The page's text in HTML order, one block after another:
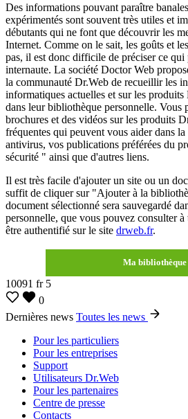
Des informations pouvant paraître
expérimentés sont souvent très utiles et
débutants qui ne font que découvrir les
Internet. Comme on le sait, les goûts et
pas, il est donc difficile de préciser ce qui
internaute. La société Doctor Web
la communauté Dr.Web de recueillir les
informatiques actuelles et sur les
dans leur bibliothèque personnelle. Vous
brochures et des vidéos sur les produits
fréquentes qui peuvent vous aider dans
antivirus, vos publications préférées du
sécurité " ainsi que d'autres liens.
Il est très facile d'ajouter un site ou un
suffit de cliquer sur "Ajouter à la
document sélectionné sera sauvegardé
personnelle, que vous pouvez consulter
être authentifié sur le site drweb.fr.
Ma bibliothèque
10091 fr 5
0
Dernières news Toutes les news
Pour les particuliers
Pour les entreprises
Support
Utilisateurs Dr.Web
Pour les partenaires
Centre de presse
Contacts